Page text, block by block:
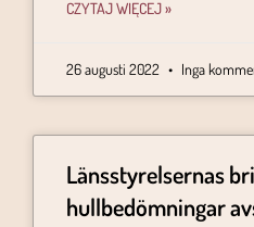
CZYTAJ WIĘCEJ »
26 augusti 2022 Inga
Länsstyrelsernas
hullbedömningar